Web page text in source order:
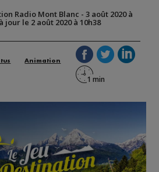
Radio Mont Blanc - 3 août 2020 à
jour le 2 août 2020 à 10h38
Animation